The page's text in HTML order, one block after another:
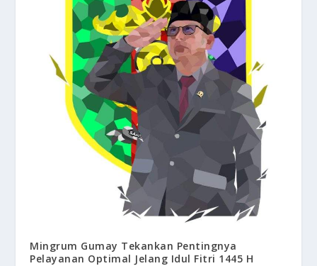
Mingrum Gumay Tekankan Pentingnya
Pelayanan Optimal Jelang Idul Fitri 1445 H